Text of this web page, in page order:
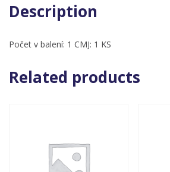
Description
Počet v balení: 1 CMJ: 1 KS
Related products